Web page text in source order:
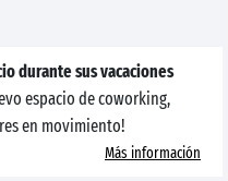
durante sus vacaciones
espacio de coworking,
en movimiento!
Más información